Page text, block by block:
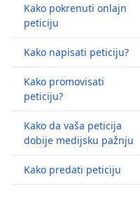
Kako pokrenuti onlajn
peticiju
Kako napisati peticiju?
Kako promovisati
peticiju?
Kako da vaša peticija
dobije medijsku pažnju
Kako predati peticiju